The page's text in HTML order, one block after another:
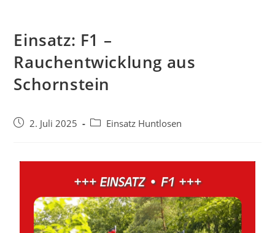
Einsatz: F1 –
Rauchentwicklung aus
Schornstein
2. Juli 2025 Einsatz Huntlosen